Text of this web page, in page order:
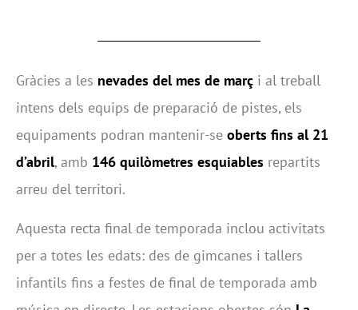
Gràcies a les nevades del mes de març i al treball
intens dels equips de preparació de pistes, els
equipaments podran mantenir-se oberts fins al 21
d’abril, amb 146 quilòmetres esquiables repartits
arreu del territori.
Aquesta recta final de temporada inclou activitats
per a totes les edats: des de gimcanes i tallers
infantils fins a festes de final de temporada amb